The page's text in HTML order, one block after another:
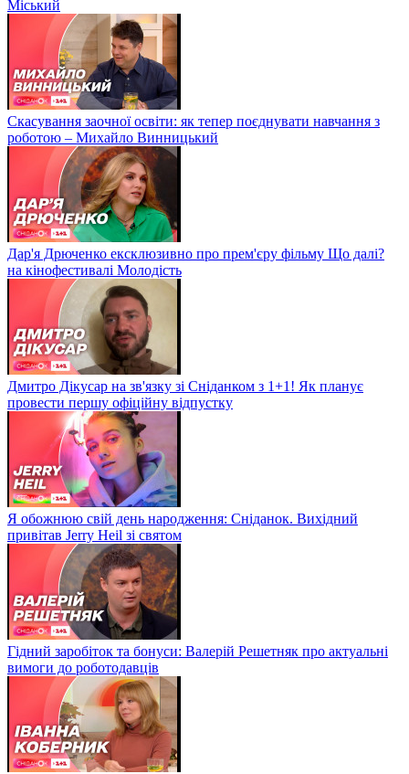
Міський
Скасування заочної освіти: як тепер поєднувати навчання з
роботою – Михайло Винницький
Дар'я Дрюченко ексклюзивно про прем'єру фільму Що далі?
на кінофестивалі Молодість
Дмитро Дікусар на зв'язку зі Сніданком з 1+1! Як планує
провести першу офіційну відпустку
Я обожнюю свій день народження: Сніданок. Вихідний
привітав Jerry Heil зі святом
Гідний заробіток та бонуси: Валерій Решетняк про актуальні
вимоги до роботодавців